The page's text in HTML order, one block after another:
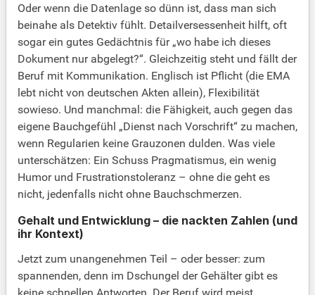
Oder wenn die Datenlage so dünn ist, dass man sich
beinahe als Detektiv fühlt. Detailversessenheit hilft, oft
sogar ein gutes Gedächtnis für „wo habe ich dieses
Dokument nur abgelegt?“. Gleichzeitig steht und fällt der
Beruf mit Kommunikation. Englisch ist Pflicht (die EMA
lebt nicht von deutschen Akten allein), Flexibilität
sowieso. Und manchmal: die Fähigkeit, auch gegen das
eigene Bauchgefühl „Dienst nach Vorschrift“ zu machen,
wenn Regularien keine Grauzonen dulden. Was viele
unterschätzen: Ein Schuss Pragmatismus, ein wenig
Humor und Frustrationstoleranz – ohne die geht es
nicht, jedenfalls nicht ohne Bauchschmerzen.
Gehalt und Entwicklung – die nackten Zahlen (und
ihr Kontext)
Jetzt zum unangenehmen Teil – oder besser: zum
spannenden, denn im Dschungel der Gehälter gibt es